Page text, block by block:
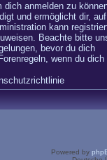
dich anmelden zu
und ermöglicht dir, auf
kann
Beachte bitte
bevor du dich
wenn du dich
Powered by